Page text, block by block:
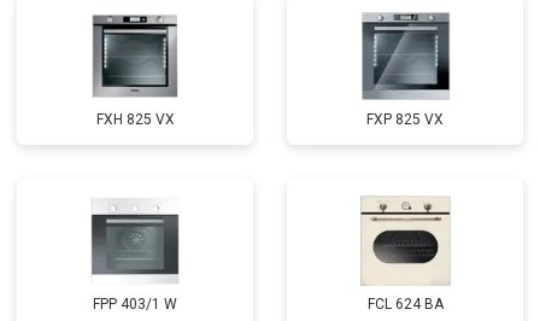
FXH 825 VX FXP 825 VX
FPP 403/1 W FCL 624 BA